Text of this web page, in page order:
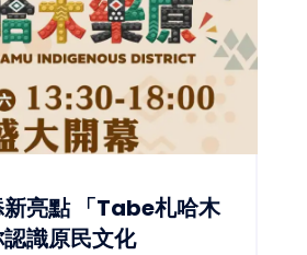
Tabe札哈木
識原民文化